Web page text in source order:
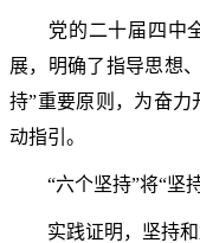
党的二十届四中全
展，明确了指导思想
持”重要原则，为奋
动指引。
“六个坚持”将“坚持
实践证明，坚持和